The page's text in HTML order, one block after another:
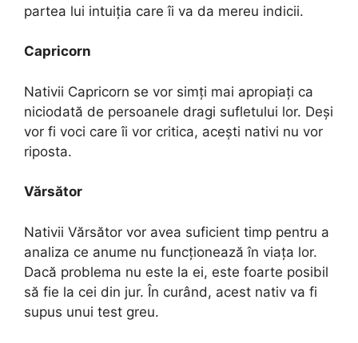
partea lui intuiția care îi va da mereu indicii.
Capricorn
Nativii Capricorn se vor simți mai apropiați ca
niciodată de persoanele dragi sufletului lor. Deși
vor fi voci care îi vor critica, acești nativi nu vor
riposta.
Vărsător
Nativii Vărsător vor avea suficient timp pentru a
analiza ce anume nu funcționează în viața lor.
Dacă problema nu este la ei, este foarte posibil
să fie la cei din jur. În curând, acest nativ va fi
supus unui test greu.